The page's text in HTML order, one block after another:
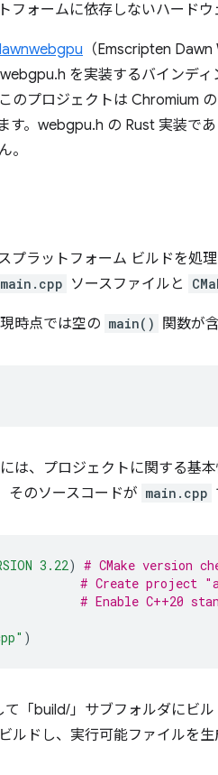
フォームに依存しないハードウ
（Emscripten
を実装するバインデ
のプロジェクトは Chromium
す。webgpu.h の Rust 実装であ
。
プラットフォーム ビルドを処
main.cpp ソースファイルと
時点では空の main() 関数が
は、プロジェクトに関する基
そのソースコードが main.cpp
3.22) # CMake version
# Create project
# Enable C++20
)
て「build/」サブフォルダにビル
ルドし、実行可能ファイルを生